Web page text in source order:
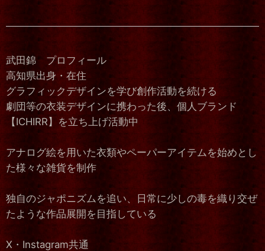
武田錦 プロフィール
高知県出身・在住
グラフィックデザインを学び創作活動を続ける
劇団等の衣装デザインに携わった後、個人ブランド
【ICHIRR】を立ち上げ活動中
アナログ絵を用いた衣類やペーパーアイテムを始めとし
た様々な雑貨を制作
独自のジャポニズムを追い、日常に少しの毒を織り交ぜ
たような作品展開を目指している
X・Instagram共通